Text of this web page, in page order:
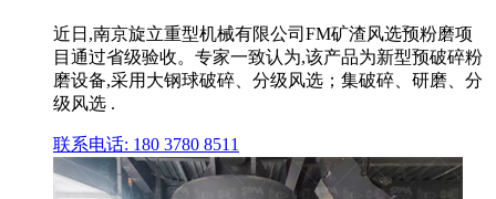
近日,南京旋立重型机械有限公司FM矿渣风选预粉磨项
目通过省级验收。专家一致认为,该产品为新型预破碎粉
磨设备,采用大钢球破碎、分级风选；集破碎、研磨、分
级风选 .
联系电话: 180 3780 8511